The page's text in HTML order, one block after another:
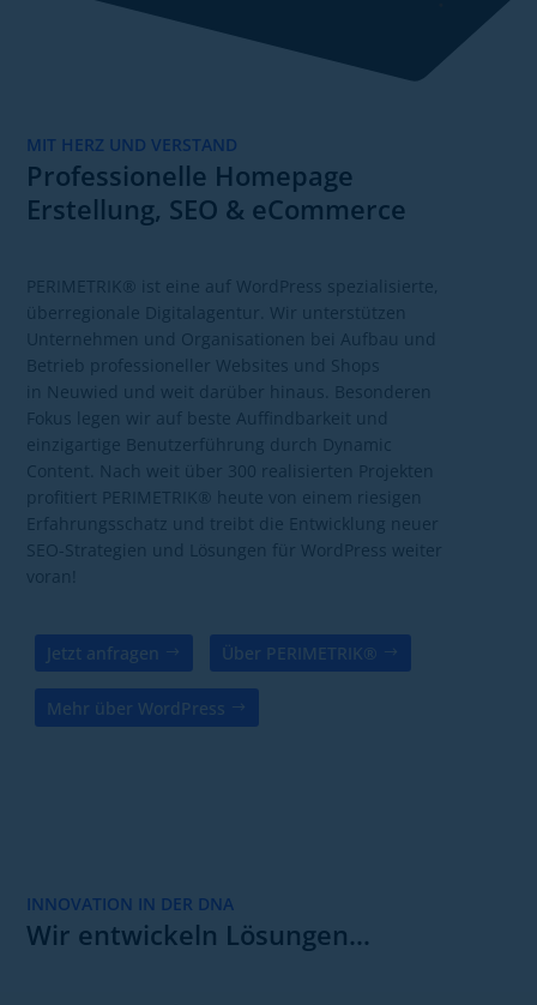
MIT HERZ UND VERSTAND
Professionelle Homepage
Erstellung, SEO & eCommerce
PERIMETRIK® ist eine auf WordPress spezialisierte,
überregionale Digitalagentur. Wir unterstützen
Unternehmen und Organisationen bei Aufbau und
Betrieb professioneller Websites und Shops
in Neuwied und weit darüber hinaus. Besonderen
Fokus legen wir auf beste Auffindbarkeit und
einzigartige Benutzerführung durch Dynamic
Content. Nach weit über 300 realisierten Projekten
profitiert PERIMETRIK® heute von einem riesigen
Erfahrungsschatz und treibt die Entwicklung neuer
SEO-Strategien und Lösungen für WordPress weiter
voran!
Jetzt anfragen Über PERIMETRIK®
Mehr über WordPress
INNOVATION IN DER DNA
Wir entwickeln Lösungen…